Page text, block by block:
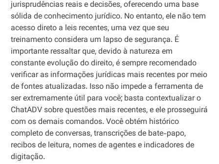
jurisprudências reais e decisões, oferecendo uma base
sólida de conhecimento jurídico. No entanto, ele não tem
acesso direto a leis recentes, uma vez que seu
treinamento considera um lapso de segurança. É
importante ressaltar que, devido à natureza em
constante evolução do direito, é sempre recomendado
verificar as informações jurídicas mais recentes por meio
de fontes atualizadas. Isso não impede a ferramenta de
ser extremamente útil para você; basta contextualizar o
ChatADV sobre questões mais recentes, e ele prosseguirá
com os demais comandos. Você obtém histórico
completo de conversas, transcrições de bate-papo,
recibos de leitura, nomes de agentes e indicadores de
digitação.